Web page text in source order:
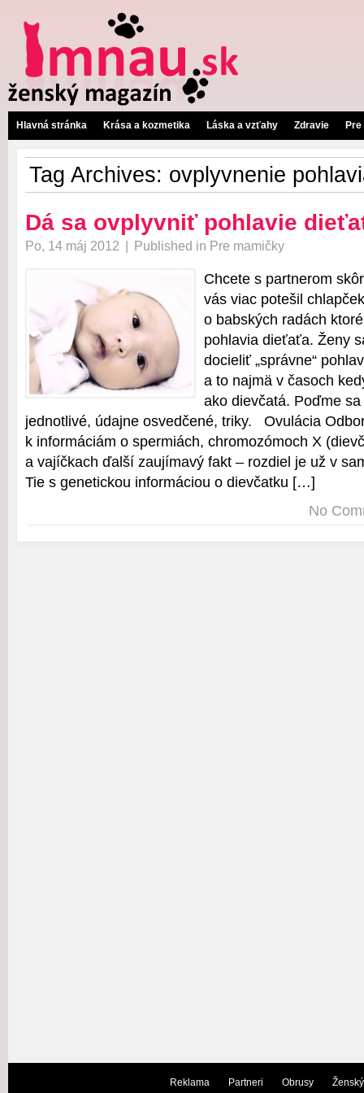
Hlavná stránka Krása a kozmetika Láska a vzťahy Zdravie
Tag Archives: ovplyvnenie
Dá sa ovplyvniť pohlavie
Po, 14 máj 2012 | Published in Pre mamičky
Chcete s partnerom
vás viac potešil
o babských radách
pohlavia dieťaťa. Ženy
docieliť „správne“
a to najmä v časoch
ako dievčatá. Poďme
jednotlivé, údajne osvedčené, triky. Ovulácia
k informáciám o spermiách, chromozómoch X
a vajíčkach ďalší zaujímavý fakt – rozdiel je už v
Tie s genetickou informáciou o dievčatku […]
No
Reklama Partneri Obrusy